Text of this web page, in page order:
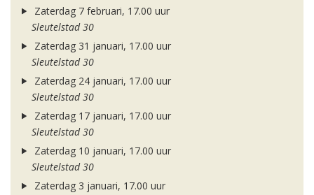
Zaterdag 7 februari, 17.00 uur
Sleutelstad 30
Zaterdag 31 januari, 17.00 uur
Sleutelstad 30
Zaterdag 24 januari, 17.00 uur
Sleutelstad 30
Zaterdag 17 januari, 17.00 uur
Sleutelstad 30
Zaterdag 10 januari, 17.00 uur
Sleutelstad 30
Zaterdag 3 januari, 17.00 uur